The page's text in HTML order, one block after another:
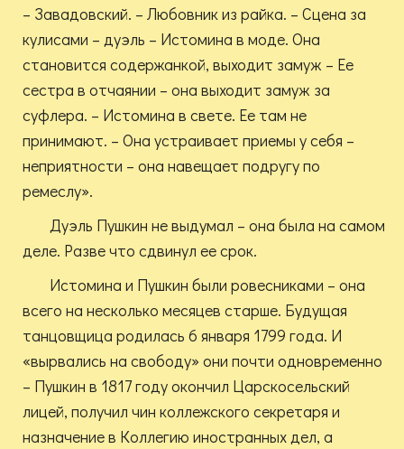
– Завадовский. – Любовник из райка. – Сцена за
кулисами – дуэль – Истомина в моде. Она
становится содержанкой, выходит замуж – Ее
сестра в отчаянии – она выходит замуж за
суфлера. – Истомина в свете. Ее там не
принимают. – Она устраивает приемы у себя –
неприятности – она навещает подругу по
ремеслу».
Дуэль Пушкин не выдумал – она была на самом
деле. Разве что сдвинул ее срок.
Истомина и Пушкин были ровесниками – она
всего на несколько месяцев старше. Будущая
танцовщица родилась 6 января 1799 года. И
«вырвались на свободу» они почти одновременно
– Пушкин в 1817 году окончил Царскосельский
лицей, получил чин коллежского секретаря и
назначение в Коллегию иностранных дел, а